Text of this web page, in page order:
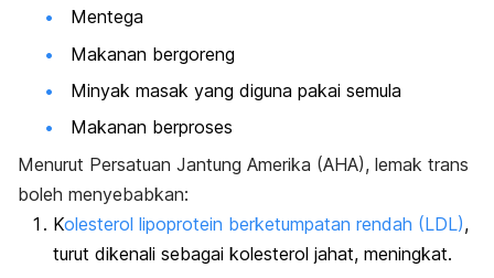
Mentega
Makanan bergoreng
Minyak masak yang diguna pakai semula
Makanan berproses
Menurut Persatuan Jantung Amerika (AHA), lemak trans
boleh menyebabkan:
Kolesterol lipoprotein berketumpatan rendah (LDL),
turut dikenali sebagai kolesterol jahat, meningkat.